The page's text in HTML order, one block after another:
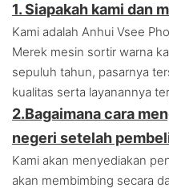
1. Siapakah kami dan
Kami adalah Anhui Vsee
Merek mesin sortir warna
sepuluh tahun, pasarnya
kualitas serta layanannya
2.Bagaimana cara
negeri setelah
Kami akan menyediakan
akan membimbing secara